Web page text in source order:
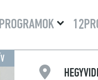
Menü
lenyitása